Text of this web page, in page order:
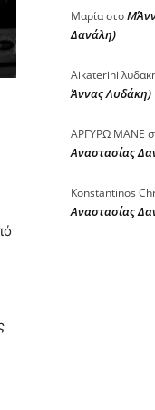
Μαρίαστο
Δανάλη)
Aikaterini
Άννας Λυδάκη)
ΑΡΓΥΡΩ ΜΑΝΕ
Αναστασίας
Konstantinos
Αναστασίας